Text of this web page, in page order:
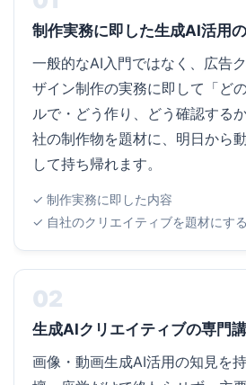
制作実務に即した生成AI活用
一般的なAI入門ではなく、広告
ザイン制作の実務に即して「ど
ルで・どう作り、どう確認する
社の制作物を題材に、明日から
して持ち帰れます。
✓ 制作実務に即した内容
✓ 自社のクリエイティブを題材にする
02
生成AIクリエイティブの専門
画像・動画生成AI活用の知見を